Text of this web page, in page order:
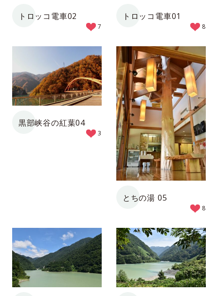
トロッコ電車02
7
トロッコ電車01
8
黒部峡谷の紅葉04
3
とちの湯 05
8